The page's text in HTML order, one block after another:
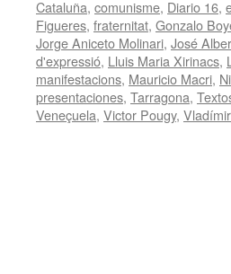
Cataluña, comunisme, Diario 16,
Figueres, fraternitat, Gonzalo
Jorge Aniceto Molinari, José
d'expressió, Lluis Maria Xirinacs,
manifestacions, Mauricio Macri,
presentaciones, Tarragona,
Veneçuela, Victor Pougy,